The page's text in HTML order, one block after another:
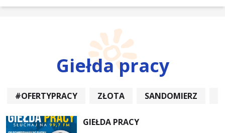
Giełda pracy
#OFERTYPRACY ZŁOTA SANDOMIERZ
GIEŁDA PRACY